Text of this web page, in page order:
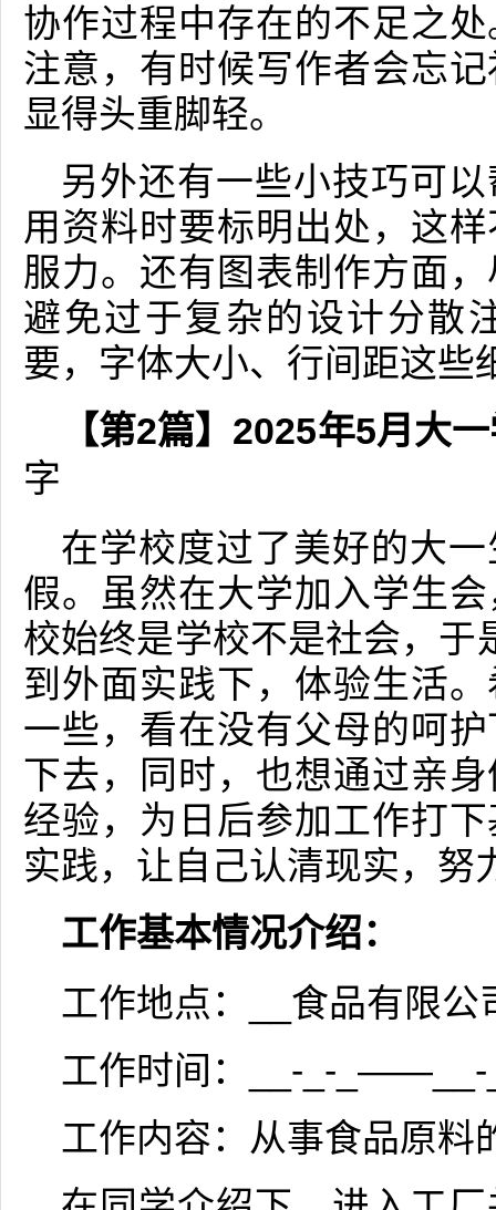
协作过程中存在的不足之
注意，有时候写作者会忘
显得头重脚轻。
另外还有一些小技巧可
用资料时要标明出处，这
服力。还有图表制作方面
避免过于复杂的设计分散
要，字体大小、行间距这些
【第2篇】2025年5月大
字
在学校度过了美好的大
假。虽然在大学加入学生
校始终是学校不是社会，于
到外面实践下，体验生活
一些，看在没有父母的呵
下去，同时，也想通过亲
经验，为日后参加工作打
实践，让自己认清现实，努
工作基本情况介绍：
工作地点：__食品有限公
工作时间：__-_-
工作内容：从事食品原料